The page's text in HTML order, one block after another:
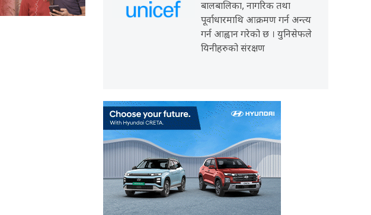
बालबालिका, नागरिक तथा
पूर्वाधारमाथि आक्रमण गर्न अन्त्य
गर्न आह्वान गरेको छ । युनिसेफले
यिनीहरुको संरक्षण